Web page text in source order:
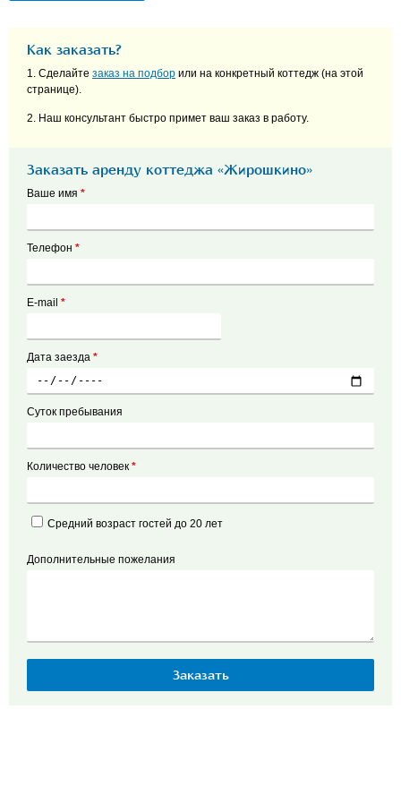
Как заказать?
1. Сделайте заказ на подбор или на конкретный коттедж (на этой
странице).
2. Наш консультант быстро примет ваш заказ в работу.
Заказать аренду коттеджа «Жирошкино»
Ваше имя *
Телефон *
E-mail *
Дата заезда *
Суток пребывания
Количество человек *
Средний возраст гостей до 20 лет
Дополнительные пожелания